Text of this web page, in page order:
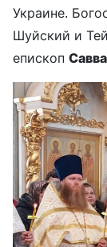
Украине.
Шуйский и
епископ